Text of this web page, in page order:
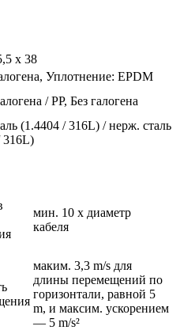
x 38
Уплотнение: EPDM
/ PP, Без галогена
(1.4404 / 316L) / нерж. сталь
316L)
мин. 10 x диаметр
кабеля
маким. 3,3 m/s для
длины перемещений по
горизонтали, равной 5
m, и максим. ускорением
— 5 m/s²